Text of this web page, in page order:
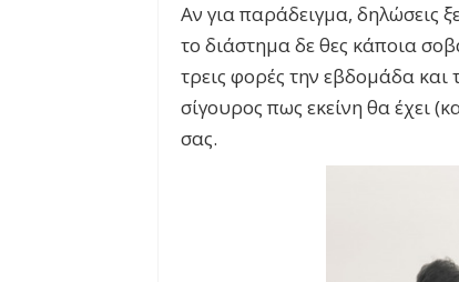
Αν για παράδειγμα, δηλώσεις
το διάστημα δε θες κάποια
τρεις φορές την εβδομάδα και
σίγουρος πως εκείνη θα έχει
σας.